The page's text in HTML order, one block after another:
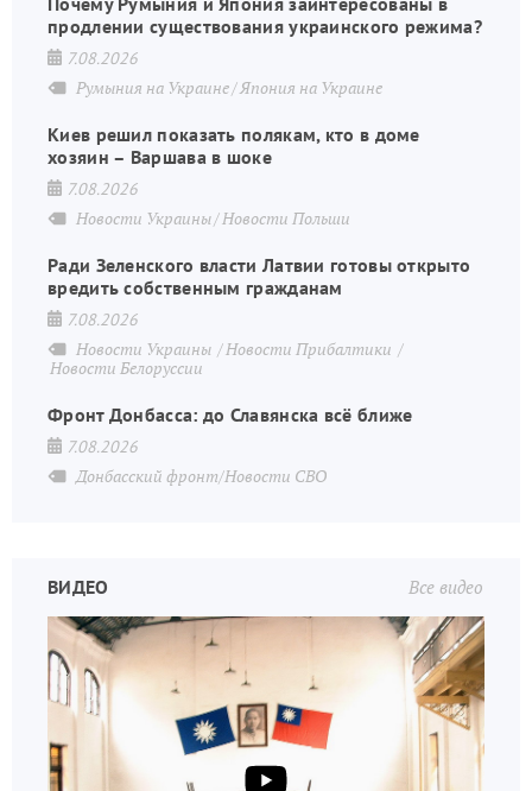
продлении существования украинского режима?
7.08.2026
Румыния на Украине Япония на Украине
Киев решил показать полякам, кто в доме
хозяин – Варшава в шоке
7.08.2026
Новости Украины Новости Польши
Ради Зеленского власти Латвии готовы открыто
вредить собственным гражданам
7.08.2026
Новости Украины
Новости Прибалтики
Новости Белоруссии
Фронт Донбасса: до Славянска всё ближе
7.08.2026
Донбасский фронт/Новости СВО
Все видео
ВИДЕО